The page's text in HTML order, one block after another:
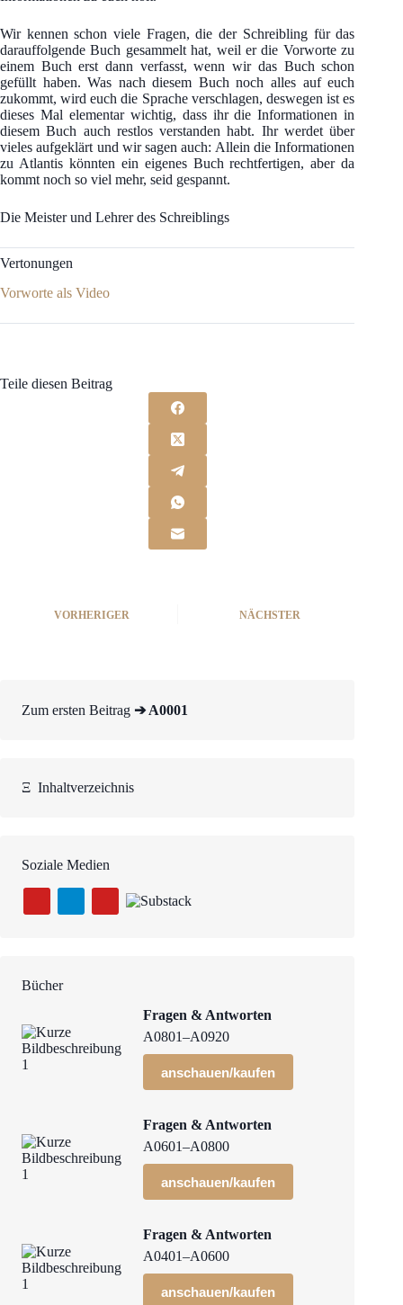
Wir kennen schon viele Fragen, die der Schreibling für das
darauffolgende Buch gesammelt hat, weil er die Vorworte zu
einem Buch erst dann verfasst, wenn wir das Buch schon
gefüllt haben. Was nach diesem Buch noch alles auf euch
zukommt, wird euch die Sprache verschlagen, deswegen ist es
dieses Mal elementar wichtig, dass ihr die Informationen in
diesem Buch auch restlos verstanden habt. Ihr werdet über
vieles aufgeklärt und wir sagen auch: Allein die Informationen
zu Atlantis könnten ein eigenes Buch rechtfertigen, aber da
kommt noch so viel mehr, seid gespannt.
Die Meister und Lehrer des Schreiblings
Vertonungen
Vorworte als Video
Teile diesen Beitrag
VORHERIGER NÄCHSTER
Zum ersten Beitrag ➔ A0001
Ξ Inhaltverzeichnis
Soziale Medien
Bücher
Fragen & Antworten
A0801–A0920
anschauen/kaufen
Fragen & Antworten
A0601–A0800
anschauen/kaufen
Fragen & Antworten
A0401–A0600
anschauen/kaufen